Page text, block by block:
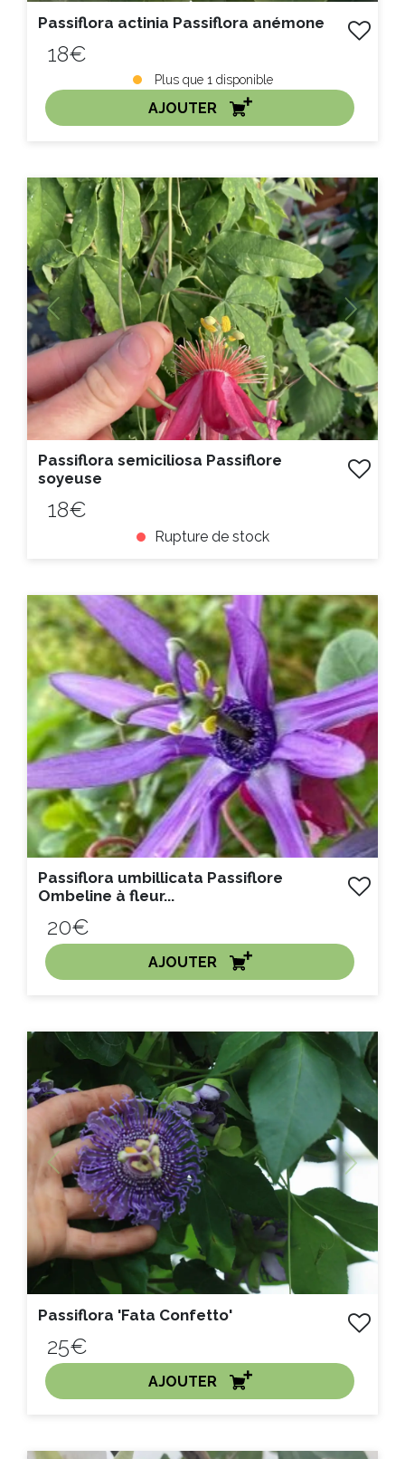
Passiflora actinia Passiflora anémone
18€
Plus que 1 disponible
AJOUTER
Litre :
Previous Next
Passiflora semiciliosa Passiflore
soyeuse
18€
Rupture de stock
Litre :
Passiflora umbillicata Passiflore
Ombeline à fleur...
20€
AJOUTER
Litre :
Previous Next
Passiflora 'Fata Confetto'
25€
AJOUTER